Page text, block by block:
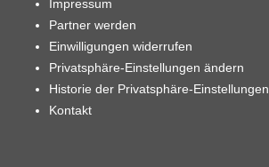
Impressum
Partner werden
Einwilligungen widerrufen
Privatsphäre-Einstellungen ändern
Historie der Privatsphäre-Einstellungen
Kontakt